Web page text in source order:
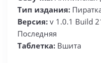
Тип издания:
Версия: v 1.0.1 Build
Последняя
Таблетка: Вшита